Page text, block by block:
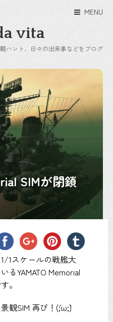
MENU
vita
ハント、日々の出来事などをブログ
SIMが閉鎖
1スケールの戦艦大
るYAMATO Memorial
。
観SIM 再び！(´;ω;`)